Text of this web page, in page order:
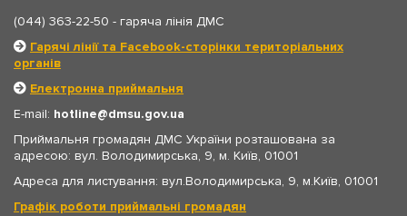
(044) 363-22-50 - гаряча лінія ДМС
Гарячі лінії та Facebook-сторінки територіальних
органів
Електронна приймальня
E-mail: hotline
dmsu.gov.ua
Приймальня громадян ДМС України розташована за
адресою: вул. Володимирська, 9, м. Київ, 01001
Адреса для листування: вул.Володимирська, 9, м.Київ, 01001
Графік роботи приймальні громадян